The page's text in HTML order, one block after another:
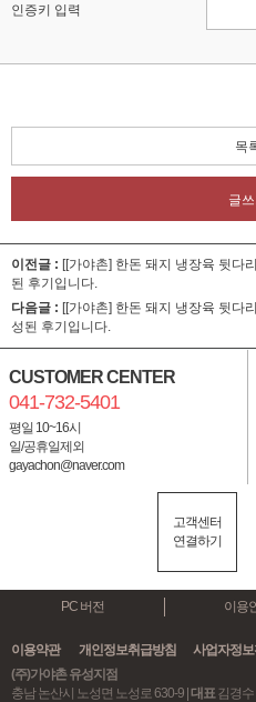
인증키 입력
목
글쓰
이전글 : [[가야촌] 한돈 돼지 냉장육 뒷다
된 후기입니다.
다음글 : [[가야촌] 한돈 돼지 냉장육 뒷다
성된 후기입니다.
CUSTOMER CENTER
041-732-5401
평일 10~16시
일/공휴일제외
gayachon@naver.com
고객센터
연결하기
PC 버전 이용
이용약관 개인정보취급방침
사업자정
(주)가야촌 유성지점
충남 논산시 노성면 노성로 630-9 | 대표김경수 |